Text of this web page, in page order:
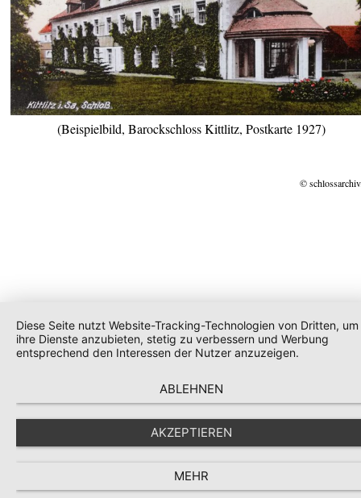
(Beispielbild, Barockschloss Kittlitz, Postkarte 1927)
©
Diese Seite nutzt Website-Tracking-Technologien von Dritten, um
ihre Dienste anzubieten, stetig zu verbessern und Werbung
entsprechend den Interessen der Nutzer anzuzeigen.
ABLEHNEN
AKZEPTIEREN
MEHR